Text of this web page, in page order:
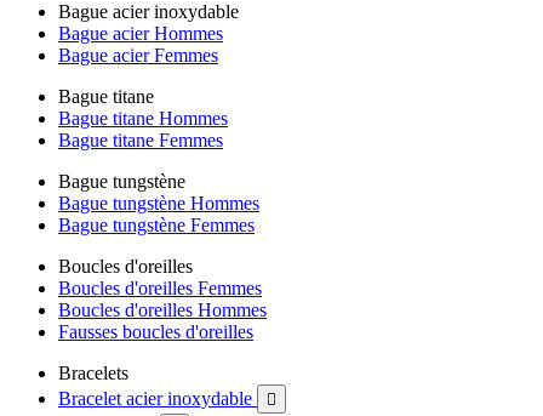
Bague acier inoxydable
Bague acier Hommes
Bague acier Femmes
Bague titane
Bague titane Hommes
Bague titane Femmes
Bague tungstène
Bague tungstène Hommes
Bague tungstène Femmes
Boucles d'oreilles
Boucles d'oreilles Femmes
Boucles d'oreilles Hommes
Fausses boucles d'oreilles
Bracelets
Bracelet acier inoxydable
